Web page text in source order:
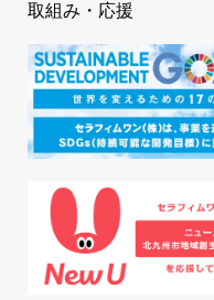
取組み・応援